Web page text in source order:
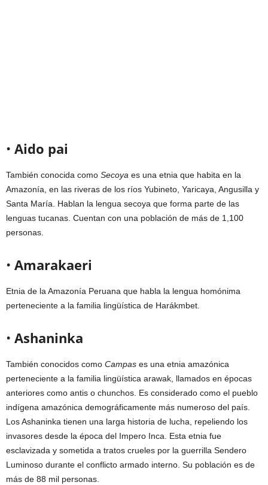
• Aido pai
También conocida como Secoya es una etnia que habita en la
Amazonía, en las riveras de los ríos Yubineto, Yaricaya, Angusilla y
Santa María. Hablan la lengua secoya que forma parte de las
lenguas tucanas. Cuentan con una población de más de 1,100
personas.
• Amarakaeri
Etnia de la Amazonía Peruana que habla la lengua homónima
perteneciente a la familia lingüística de Harákmbet.
• Ashaninka
También conocidos como Campas es una etnia amazónica
perteneciente a la familia lingüística arawak, llamados en épocas
anteriores como antis o chunchos. Es considerado como el pueblo
indígena amazónica demográficamente más numeroso del país.
Los Ashaninka tienen una larga historia de lucha, repeliendo los
invasores desde la época del Impero Inca. Esta etnia fue
esclavizada y sometida a tratos crueles por la guerrilla Sendero
Luminoso durante el conflicto armado interno. Su población es de
más de 88 mil personas.